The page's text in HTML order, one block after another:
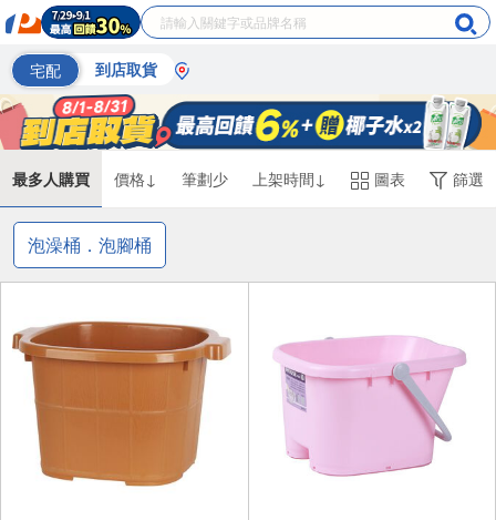
宅配 到店取貨
最多人購買 價格↓ 筆劃少 上架時間↓ 圖表 篩選
泡澡桶．泡腳桶